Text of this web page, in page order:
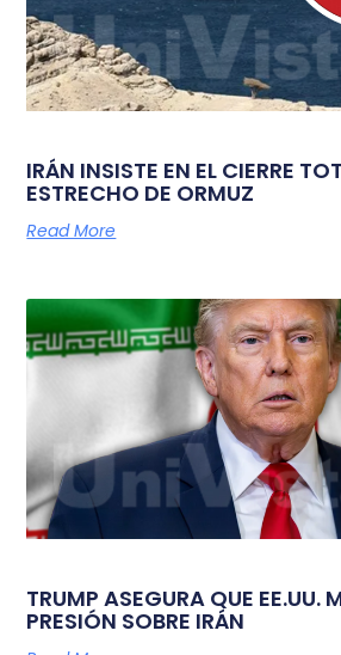
IRÁN INSISTE EN EL CIERRE
ESTRECHO DE ORMUZ
Read More
TRUMP ASEGURA QUE EE.UU.
PRESIÓN SOBRE IRÁN